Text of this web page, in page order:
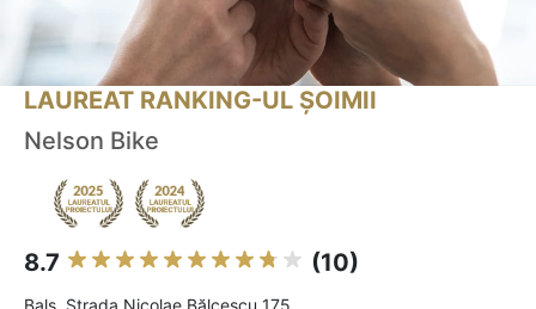
LAUREAT RANKING-UL ȘOIMII
Nelson Bike
8.7 (10)
Balş, Strada Nicolae Bălcescu 175